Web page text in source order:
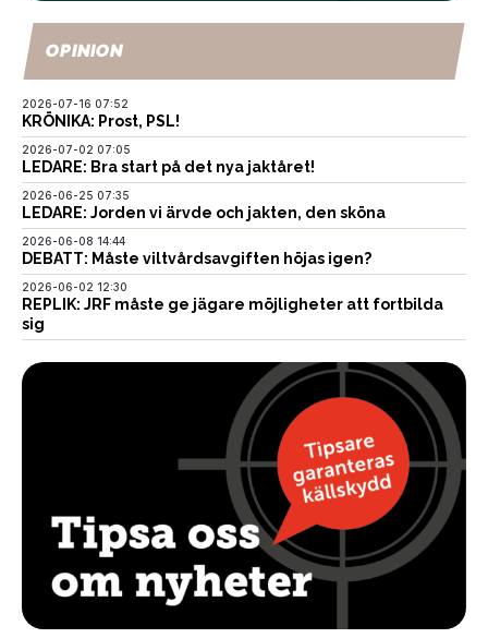
OPINION
2026-07-16 07:52
KRÖNIKA: Prost, PSL!
2026-07-02 07:05
LEDARE: Bra start på det nya jaktåret!
2026-06-25 07:35
LEDARE: Jorden vi ärvde och jakten, den sköna
2026-06-08 14:44
DEBATT: Måste viltvårdsavgiften höjas igen?
2026-06-02 12:30
REPLIK: JRF måste ge jägare möjligheter att fortbilda
sig